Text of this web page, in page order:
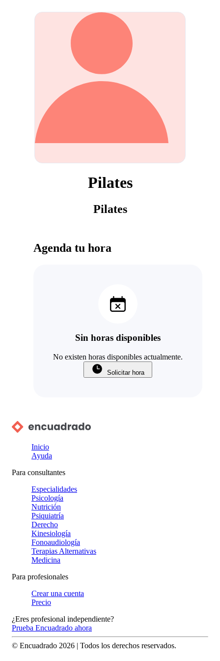
Pilates
Pilates
Agenda tu hora
Sin horas disponibles
No existen horas disponibles actualmente.
Solicitar hora
Inicio
Ayuda
Para consultantes
Especialidades
Psicología
Nutrición
Psiquiatría
Derecho
Kinesiología
Fonoaudiología
Terapias Alternativas
Medicina
Para profesionales
Crear una cuenta
Precio
¿Eres profesional independiente?
Prueba Encuadrado ahora
© Encuadrado 2026 | Todos los derechos reservados.